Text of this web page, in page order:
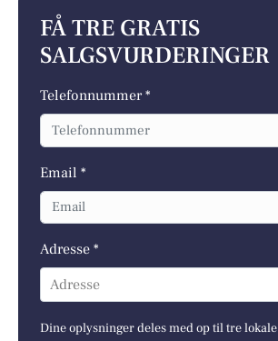
FÅ TRE GRATIS
SALGSVURDERINGER
Telefonnummer *
Email *
Adresse *
Adresse
Dine oplysninger deles med op til tre lokale